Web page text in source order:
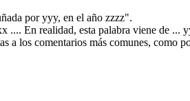
por yyy, en el año zzzz".
.... En realidad, esta palabra viene de ...
a los comentarios más comunes, como